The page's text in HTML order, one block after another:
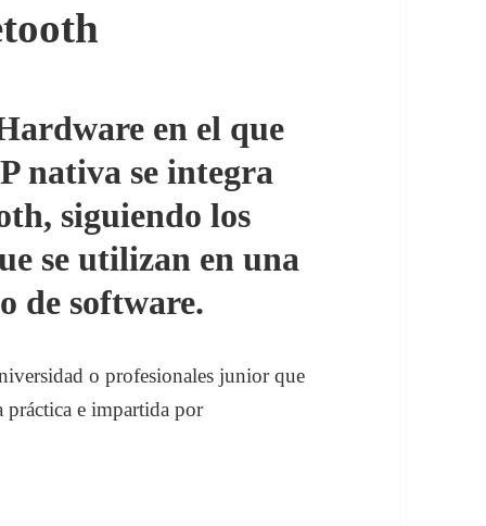
en el que
nativa se integra
siguiendo los
se utilizan en una
de software.
o profesionales junior que
práctica e impartida por
APP Nativa por bluetooth